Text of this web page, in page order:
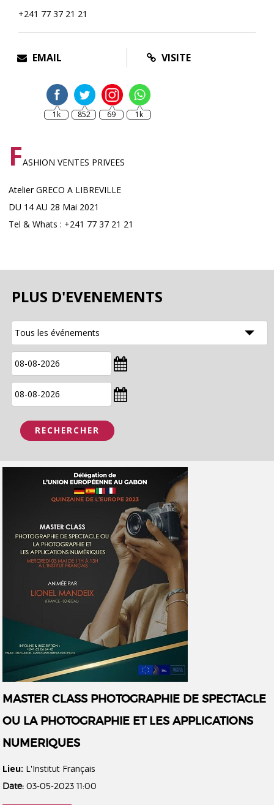
+241 77 37 21 21
EMAIL VISITE
1k 852 69 1k
FASHION VENTES PRIVEES
Atelier GRECO A LIBREVILLE
DU 14 AU 28 Mai 2021
Tel & Whats : +241 77 37 21 21
PLUS D'EVENEMENTS
MASTER CLASS PHOTOGRAPHIE DE SPECTACLE
OU LA PHOTOGRAPHIE ET LES APPLICATIONS
NUMERIQUES
Lieu: L'Institut Français
Date: 03-05-2023 11:00